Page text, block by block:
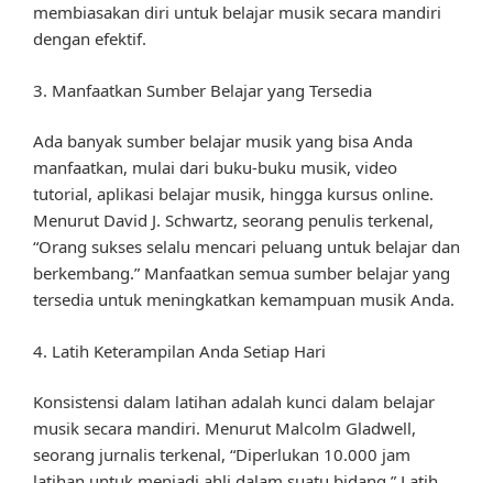
membiasakan diri untuk belajar musik secara mandiri
dengan efektif.
3. Manfaatkan Sumber Belajar yang Tersedia
Ada banyak sumber belajar musik yang bisa Anda
manfaatkan, mulai dari buku-buku musik, video
tutorial, aplikasi belajar musik, hingga kursus online.
Menurut David J. Schwartz, seorang penulis terkenal,
“Orang sukses selalu mencari peluang untuk belajar dan
berkembang.” Manfaatkan semua sumber belajar yang
tersedia untuk meningkatkan kemampuan musik Anda.
4. Latih Keterampilan Anda Setiap Hari
Konsistensi dalam latihan adalah kunci dalam belajar
musik secara mandiri. Menurut Malcolm Gladwell,
seorang jurnalis terkenal, “Diperlukan 10.000 jam